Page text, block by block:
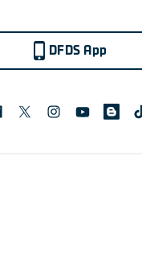
DFDS App